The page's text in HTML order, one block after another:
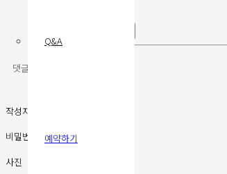
Q&A
예약하기
작성자
비밀번호
사진